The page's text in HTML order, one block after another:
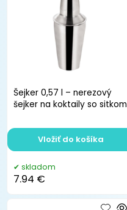
Šejker 0,57 l – nerezový
šejker na koktaily so sitkom
skladom
7.94 €
Vložiť do košíka